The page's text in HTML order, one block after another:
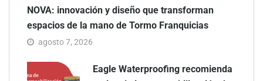
NOVA: innovación y diseño que transforman
espacios de la mano de Tormo Franquicias
agosto 7, 2026
Eagle Waterproofing recomienda